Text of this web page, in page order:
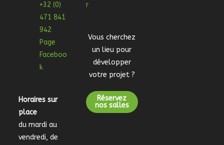
+32 (0)
471 841
942
Page
Faceboo
k
Horaires sur
place
du mardi au
vendredi, de
r
Vous cherchez
un lieu pour
développer
votre projet ?
Réservez
nos salles